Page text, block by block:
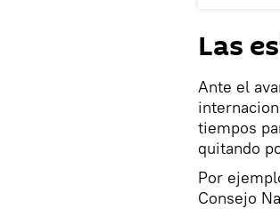
Las
Ante el
tiempos
quitando
Por
Consejo